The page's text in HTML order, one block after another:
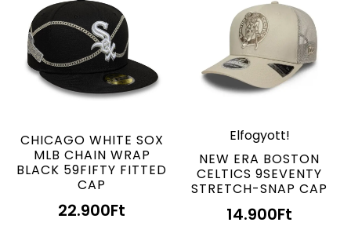
CHICAGO WHITE SOX
MLB CHAIN WRAP
BLACK 59FIFTY FITTED
CAP
22.900Ft
Elfogyott!
NEW ERA BOSTON
CELTICS 9SEVENTY
STRETCH-SNAP CAP
14.900Ft